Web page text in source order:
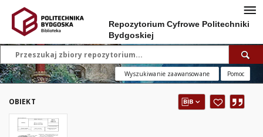
Repozytorium Cyfrowe Politechniki
Bydgoskiej
Wyszukiwanie zaawansowane Pomoc
OBIEKT